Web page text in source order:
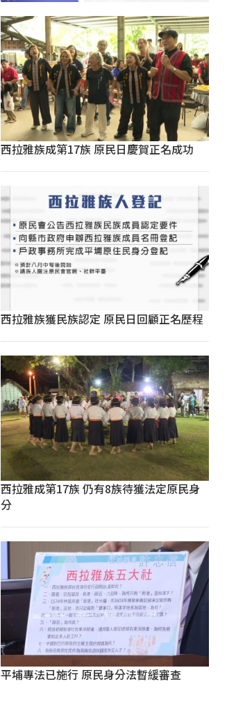
西拉雅族成第17族 原民日慶賀正名成功
西拉雅族獲民族認定 原民日回顧正名歷程
西拉雅成第17族 仍有8族待獲法定原民身
分
平埔專法已施行 原民身分法暫緩審查